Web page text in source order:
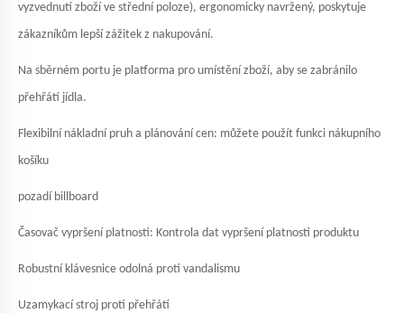
vyzvednutí zboží ve střední poloze), ergonomicky navržený, poskytuje
zákazníkům lepší zážitek z nakupování.
Na sběrném portu je platforma pro umístění zboží, aby se zabránilo
přehřátí jídla.
Flexibilní nákladní pruh a plánování cen: můžete použít funkci nákupního
košíku
pozadí billboard
Časovač vypršení platnosti: Kontrola dat vypršení platnosti produktu
Robustní klávesnice odolná proti vandalismu
Uzamykací stroj proti přehřátí